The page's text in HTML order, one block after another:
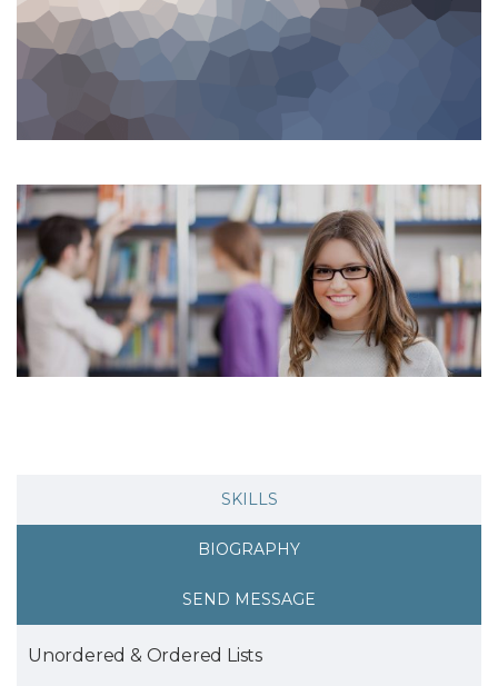
SKILLS
BIOGRAPHY
SEND MESSAGE
Unordered & Ordered Lists